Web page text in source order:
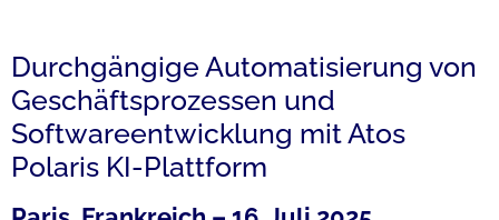
Durchgängige Automatisierung von
Geschäftsprozessen und
Softwareentwicklung mit Atos
Polaris KI-Plattform